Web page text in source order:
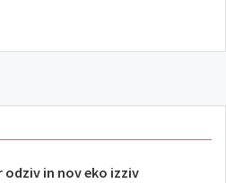
odziv in nov eko izziv